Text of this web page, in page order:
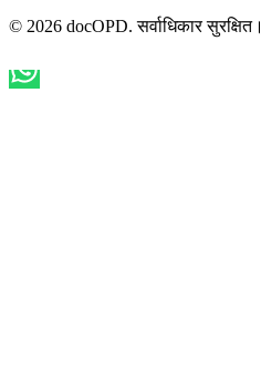
© 2026 docOPD. सर्वाधिकार सुरक्षित।